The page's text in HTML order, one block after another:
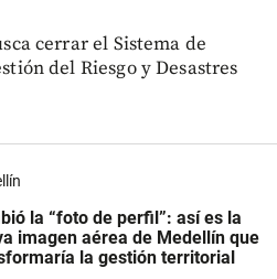
cerrar el Sistema de
del Riesgo y Desastres
la “foto de perfil”: así es la
imagen aérea de Medellín que
la gestión territorial